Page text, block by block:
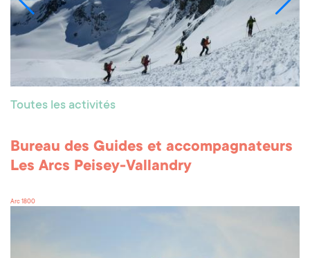
Toutes les activités
Bureau des Guides et accompagnateurs
Les Arcs Peisey-Vallandry
Arc 1800